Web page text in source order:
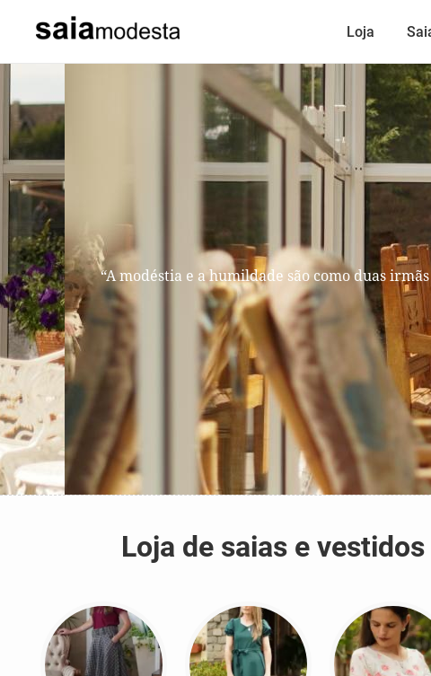
“A modéstia e a humildade são como duas
Loja
Loja de saias e